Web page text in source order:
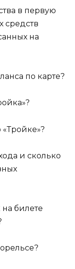
в первую
средств
на
по карте?
и сколько
билете